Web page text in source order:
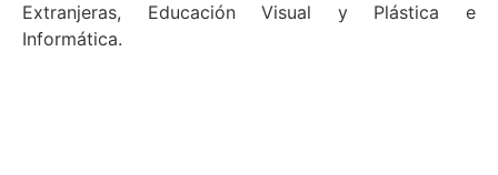
Extranjeras, Educación Visual y Plástica e
Informática.